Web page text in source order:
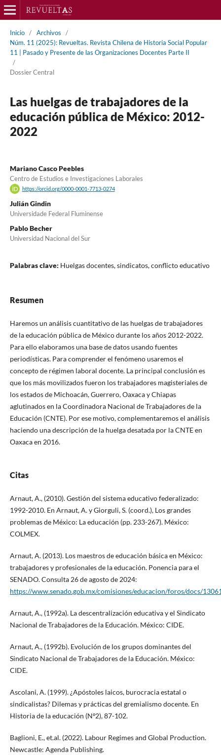
Inicio / Archivos
/
Núm. 11 (2025): Revueltas. Revista Chilena de Historia Social Popular
11 | Pasado y Presente de las Organizaciones Docentes Parte II
/
Dossier Central
Las huelgas de trabajadores de la
educación pública de México: 2012-
2022
Mariano Casco Peebles
Centro de Estudios e Investigaciones Laborales
https://orcid.org/0000-0001-7713-0274
Julián Gindin
Universidade Federal Fluminense
Pablo Becher
Universidad Nacional del Sur
Palabras clave: Huelgas docentes, sindicatos, conflicto educativo
Resumen
Haremos un análisis cuantitativo de las huelgas de trabajadores
de la educación pública de México durante los años 2012-2022.
Para ello elaboramos una base de datos usando fuentes
periodísticas. Para comprender el fenómeno usaremos el
concepto de régimen laboral docente. La principal conclusión es
que los más movilizados fueron los trabajadores magisteriales de
los estados de Michoacán, Guerrero, Oaxaca y Chiapas
aglutinados en la Coordinadora Nacional de Trabajadores de la
Educación (CNTE). Por ese motivo, complementaremos el análisis
haciendo una descripción de la huelga desatada por la CNTE en
Oaxaca en 2016.
Citas
Arnaut, A., (2010). Gestión del sistema educativo federalizado:
1992-2010. En Arnaut, A. y Giorguli, S. (coord.), Los grandes
problemas de México: La educación (pp. 233-267). México:
COLMEX.
Arnaut, A. (2013). Los maestros de educación básica en México:
trabajadores y profesionales de la educación. Ponencia para el
SENADO. Consulta 26 de agosto de 2024:
https://www.senado.gob.mx/comisiones/educacion/foros/docs/
Arnaut, A., (1992a). La descentralización educativa y el Sindicato
Nacional de Trabajadores de la Educación. México: CIDE.
Arnaut, A., (1992b). Evolución de los grupos dominantes del
Sindicato Nacional de Trabajadores de la Educación. México:
CIDE.
Ascolani, A. (1999). ¿Apóstoles laicos, burocracia estatal o
sindicalistas? Dilemas y prácticas del gremialismo docente. En
Historia de la educación (Nº2), 87-102.
Baglioni, E., et.al. (2022). Labour Regimes and Global Production.
Newcastle: Agenda Publishing.